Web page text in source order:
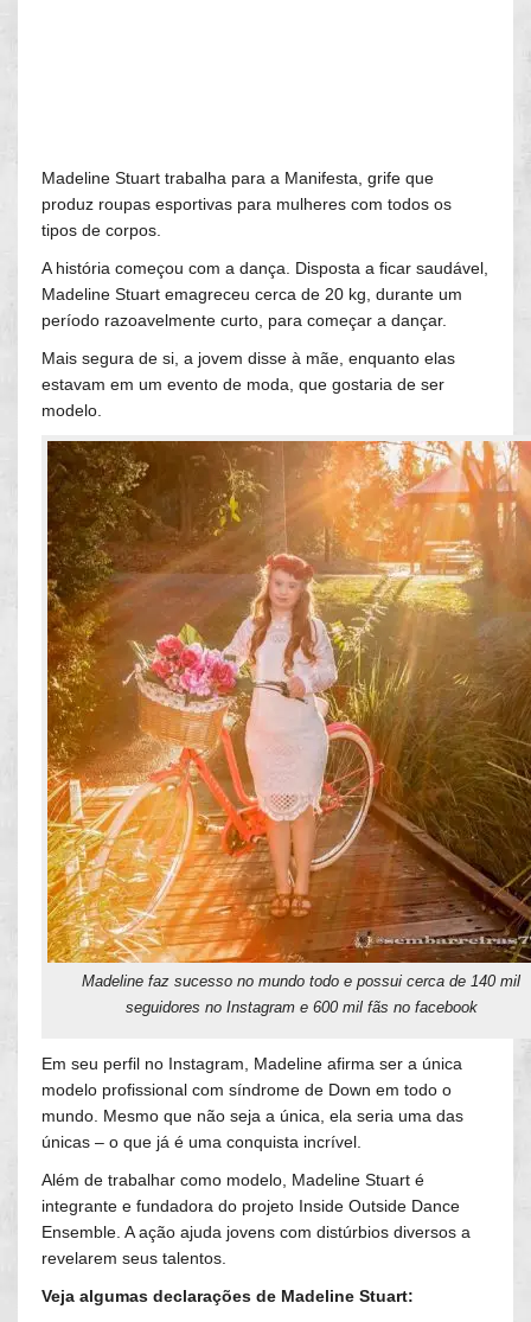
Madeline Stuart trabalha para a Manifesta, grife que
produz roupas esportivas para mulheres com todos os
tipos de corpos.
A história começou com a dança. Disposta a ficar saudável,
Madeline Stuart emagreceu cerca de 20 kg, durante um
período razoavelmente curto, para começar a dançar.
Mais segura de si, a jovem disse à mãe, enquanto elas
estavam em um evento de moda, que gostaria de ser
modelo.
Madeline faz sucesso no mundo todo e possui cerca de 140 mil
seguidores no Instagram e 600 mil fãs no facebook
Em seu perfil no Instagram, Madeline afirma ser a única
modelo profissional com síndrome de Down em todo o
mundo. Mesmo que não seja a única, ela seria uma das
únicas – o que já é uma conquista incrível.
Além de trabalhar como modelo, Madeline Stuart é
integrante e fundadora do projeto Inside Outside Dance
Ensemble. A ação ajuda jovens com distúrbios diversos a
revelarem seus talentos.
Veja algumas declarações de Madeline Stuart: